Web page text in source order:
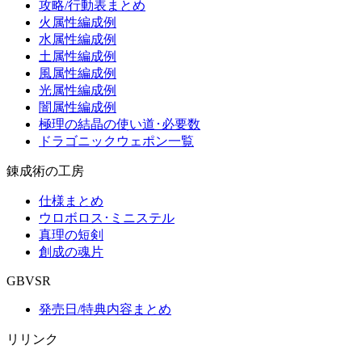
攻略/行動表まとめ
火属性編成例
水属性編成例
土属性編成例
風属性編成例
光属性編成例
闇属性編成例
極理の結晶の使い道･必要数
ドラゴニックウェポン一覧
錬成術の工房
仕様まとめ
ウロボロス･ミニステル
真理の短剣
創成の魂片
GBVSR
発売日/特典内容まとめ
リリンク